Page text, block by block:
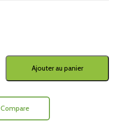
Ajouter au panier
Compare